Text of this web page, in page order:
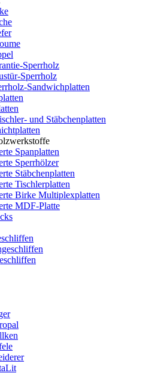
Sperrholz
Sperrholz
Sandwichplatten
und Stäbchenplatten
Spanplatten
Sperrhölzer
Stäbchenplatten
Tischlerplatten
Birke Multiplexplatten
MDF-Platte